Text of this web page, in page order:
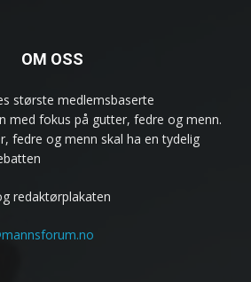
OM OSS
største medlemsbaserte
med fokus på gutter, fedre og menn.
fedre og menn skal ha en tydelig
redaktørplakaten